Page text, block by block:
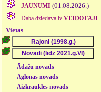
JAUNUMI (01.08.2026.)
Daba.dziedava.lv VEIDOTĀJI
Vietas
Ādažu novads
Aglonas novads
Aizkraukles novads